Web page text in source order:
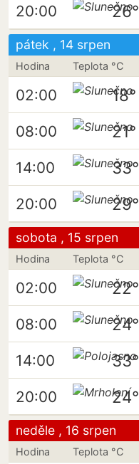
20:00 26°
pátek , 14 srpen
Hodina Teplota °C
02:00 18°
08:00 21°
14:00 33°
20:00 29°
sobota , 15 srpen
Hodina Teplota °C
02:00 22°
08:00 24°
14:00 33°
20:00 24°
neděle , 16 srpen
Hodina Teplota °C